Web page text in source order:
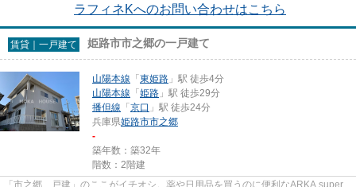
ラフィネKへのお問い合わせはこちら
賃貸｜一戸建て 姫路市市之郷の一戸建て
山陽本線 「東姫路 」駅 徒歩4分
山陽本線 「姫路 」駅 徒歩29分
播但線 「京口 」駅 徒歩24分
兵庫県姫路市市之郷
-
築年数：築32年
階数：2階建
「市之郷 戸建」のここがイチオシ。薬や日用品を買うのに便利なARKA super